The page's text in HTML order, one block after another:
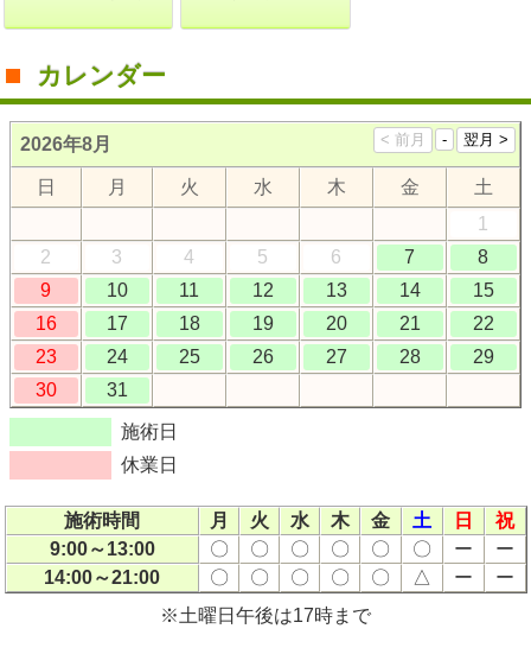
カレンダー
2026年8月
日 月 火 水 木 金
土
1
2
3 4 5 6 7
8
9
10 11 12 13 14
15
16
17 18 19 20 21
22
23
24 25 26 27 28
29
30
31
施術日
休業日
施術時間 月 火 水 木 金 土 日
祝
9:00～13:00
〇 〇 〇 〇 〇 〇 ー
ー
14:00～21:00
〇 〇 〇 〇 〇 △ ー
ー
※土曜日午後は17時まで